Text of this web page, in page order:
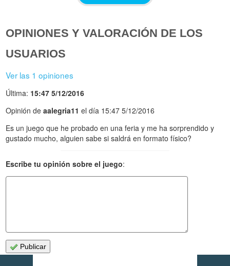
OPINIONES Y VALORACIÓN DE LOS
USUARIOS
Ver las 1 opiniones
Última: 15:47 5/12/2016
Opinión deaalegria11 el día 15:47 5/12/2016
Es un juego que he probado en una feria y me ha sorprendido y
gustado mucho, alguien sabe si saldrá en formato físico?
Escribe tu opinión sobre el juego:
Publicar